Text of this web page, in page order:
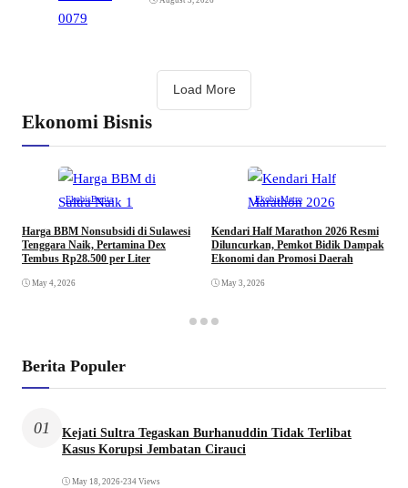
Load More
Ekonomi Bisnis
EkobisBerita
Harga BBM Nonsubsidi di Sulawesi
Tenggara Naik, Pertamina Dex
Tembus Rp28.500 per Liter
May 4, 2026
EkobisMetro
Kendari Half Marathon 2026 Resmi
Diluncurkan, Pemkot Bidik Dampak
Ekonomi dan Promosi Daerah
May 3, 2026
Berita Populer
01
Kejati Sultra Tegaskan Burhanuddin Tidak Terlibat
Kasus Korupsi Jembatan Cirauci
May 18, 2026•234 Views